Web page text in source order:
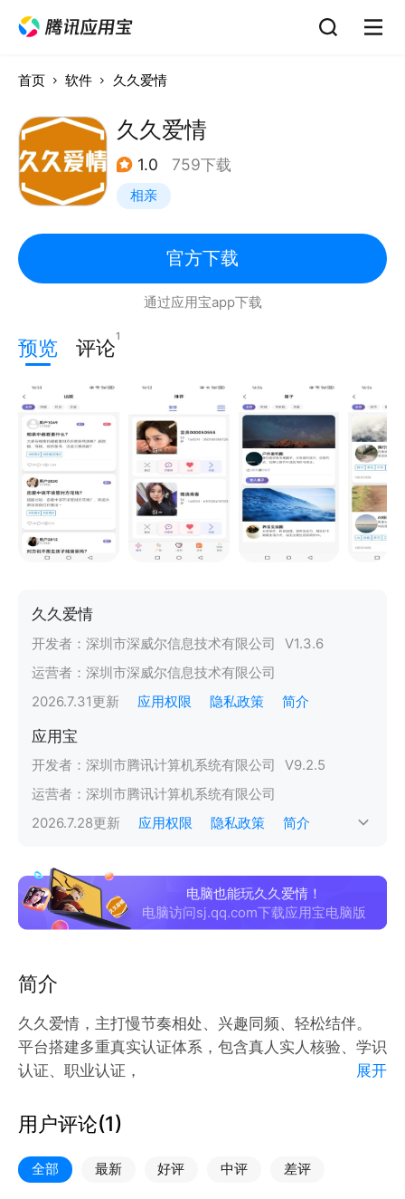
首页 软件 久久爱情
久久爱情
1.0 759下载
相亲
官方下载
通过应用宝app下载
预览 评论1
久久爱情
开发者： 深圳市深威尔信息技术有限公司 V1.3.6
运营者： 深圳市深威尔信息技术有限公司
2026.7.31更新 应用权限 隐私政策 简介
应用宝
开发者： 深圳市腾讯计算机系统有限公司 V9.2.5
运营者： 深圳市腾讯计算机系统有限公司
2026.7.28更新 应用权限 隐私政策 简介
电脑也能玩久久爱情！
电脑访问sj.qq.com下载应用宝电脑版
简介
久久爱情，主打慢节奏相处、兴趣同频、轻松结伴。
平台搭建多重真实认证体系，包含真人实人核验、学识
认证、职业认证，
境。
在这里你可以：
1.兴趣匹配，认识三观合拍的同城伙伴
2.寻找饭搭子、游戏搭子、运动搭子、探店同行好友
展开
用户评论(1)
全部 最新 好评 中评 差评